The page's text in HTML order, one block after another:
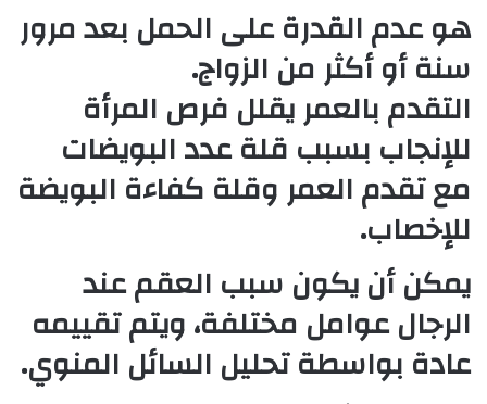
هو عدم القدرة على الحمل بعد مرور
سنة أو أكثر من الزواج.
التقدم بالعمر يقلل فرص المرأة
للإنجاب بسبب قلة عدد البويضات
مع تقدم العمر وقلة كفاءة البويضة
للإخصاب.
يمكن أن يكون سبب العقم عند
الرجال عوامل مختلفة، ويتم تقييمه
عادة بواسطة تحليل السائل المنوي.